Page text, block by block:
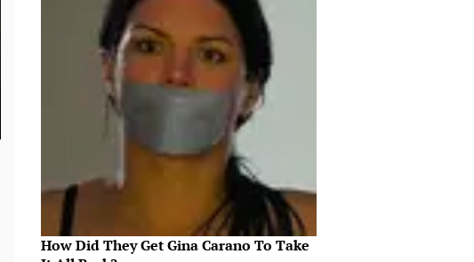
How Did They Get Gina Carano To Take